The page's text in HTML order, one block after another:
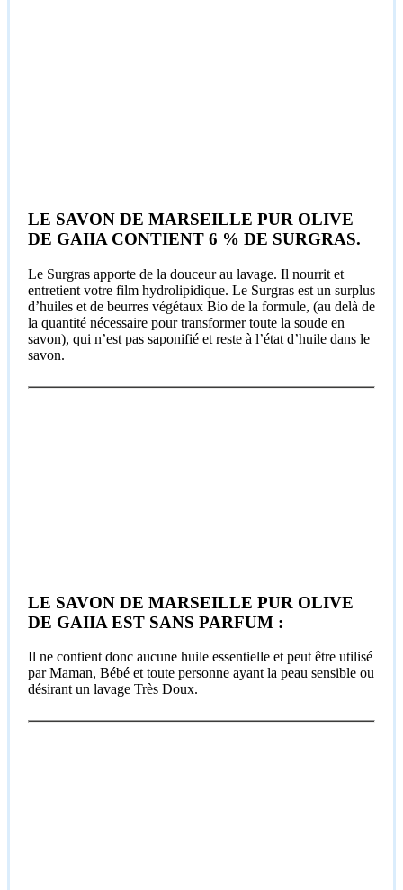
LE SAVON DE MARSEILLE PUR OLIVE
DE GAIIA CONTIENT 6 % DE SURGRAS.
Le Surgras apporte de la douceur au lavage. Il nourrit et
entretient votre film hydrolipidique. Le Surgras est un surplus
d’huiles et de beurres végétaux Bio de la formule, (au delà de
la quantité nécessaire pour transformer toute la soude en
savon), qui n’est pas saponifié et reste à l’état d’huile dans le
savon.
LE SAVON DE MARSEILLE PUR OLIVE
DE GAIIA EST SANS PARFUM :
Il ne contient donc aucune huile essentielle et peut être utilisé
par Maman, Bébé et toute personne ayant la peau sensible ou
désirant un lavage Très Doux.